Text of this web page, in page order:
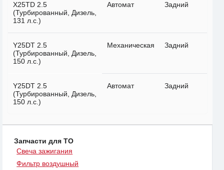
X25TD 2.5
(Турбированный, Дизель,
131 л.с.)
Автомат Задний
Y25DT 2.5
(Турбированный, Дизель,
150 л.с.)
Механическая Задний
Y25DT 2.5
(Турбированный, Дизель,
150 л.с.)
Автомат Задний
Запчасти для ТО
Свеча зажигания
Фильтр воздушный